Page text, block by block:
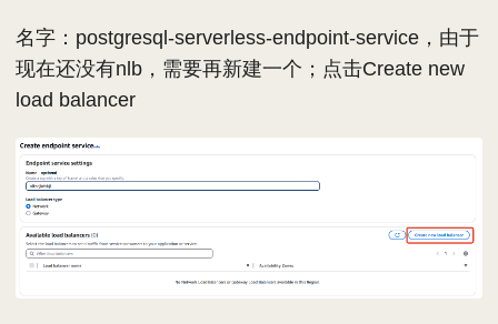
名字：postgresql-serverless-endpoint-service，由于
现在还没有nlb，需要再新建一个；点击Create new
load balancer